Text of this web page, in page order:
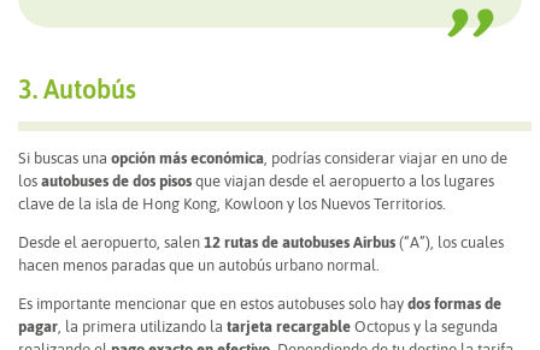
3. Autobús
Si buscas una opción más económica , podrías considerar viajar en uno de
los autobuses de dos pisos que viajan desde el aeropuerto a los lugares
clave de la isla de Hong Kong, Kowloon y los Nuevos Territorios.
Desde el aeropuerto, salen 12 rutas de autobuses Airbus (“A”), los cuales
hacen menos paradas que un autobús urbano normal.
Es importante mencionar que en estos autobuses solo hay dos formas de
pagar , la primera utilizando la tarjeta recargable Octopus y la segunda